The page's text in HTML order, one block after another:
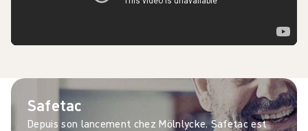
Safetac
Depuis son lancement chez Mölnlycke, Safetac est